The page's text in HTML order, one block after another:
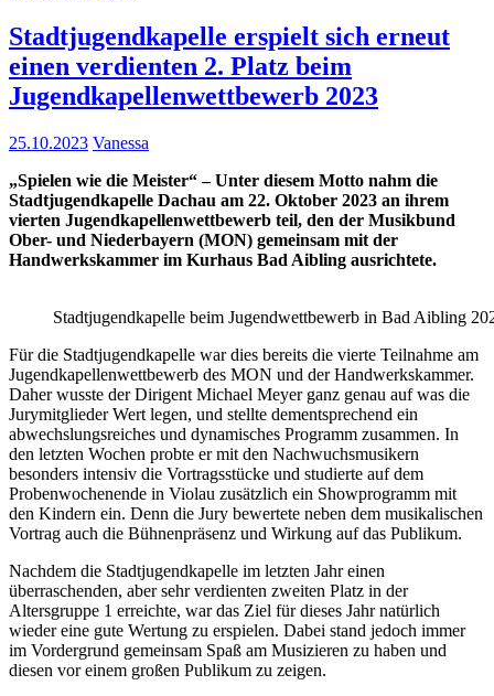
Stadtjugendkapelle erspielt sich erneut
einen verdienten 2. Platz beim
Jugendkapellenwettbewerb 2023
25.10.2023 Vanessa
„Spielen wie die Meister“ – Unter diesem Motto nahm die
Stadtjugendkapelle Dachau am 22. Oktober 2023 an ihrem
vierten Jugendkapellenwettbewerb teil, den der Musikbund
Ober- und Niederbayern (MON) gemeinsam mit der
Handwerkskammer im Kurhaus Bad Aibling ausrichtete.
Stadtjugendkapelle beim Jugendwettbewerb in Bad Aibling
Für die Stadtjugendkapelle war dies bereits die vierte Teilnahme am
Jugendkapellenwettbewerb des MON und der Handwerkskammer.
Daher wusste der Dirigent Michael Meyer ganz genau auf was die
Jurymitglieder Wert legen, und stellte dementsprechend ein
abwechslungsreiches und dynamisches Programm zusammen. In
den letzten Wochen probte er mit den Nachwuchsmusikern
besonders intensiv die Vortragsstücke und studierte auf dem
Probenwochenende in Violau zusätzlich ein Showprogramm mit
den Kindern ein. Denn die Jury bewertete neben dem musikalischen
Vortrag auch die Bühnenpräsenz und Wirkung auf das Publikum.
Nachdem die Stadtjugendkapelle im letzten Jahr einen
überraschenden, aber sehr verdienten zweiten Platz in der
Altersgruppe 1 erreichte, war das Ziel für dieses Jahr natürlich
wieder eine gute Wertung zu erspielen. Dabei stand jedoch immer
im Vordergrund gemeinsam Spaß am Musizieren zu haben und
diesen vor einem großen Publikum zu zeigen.